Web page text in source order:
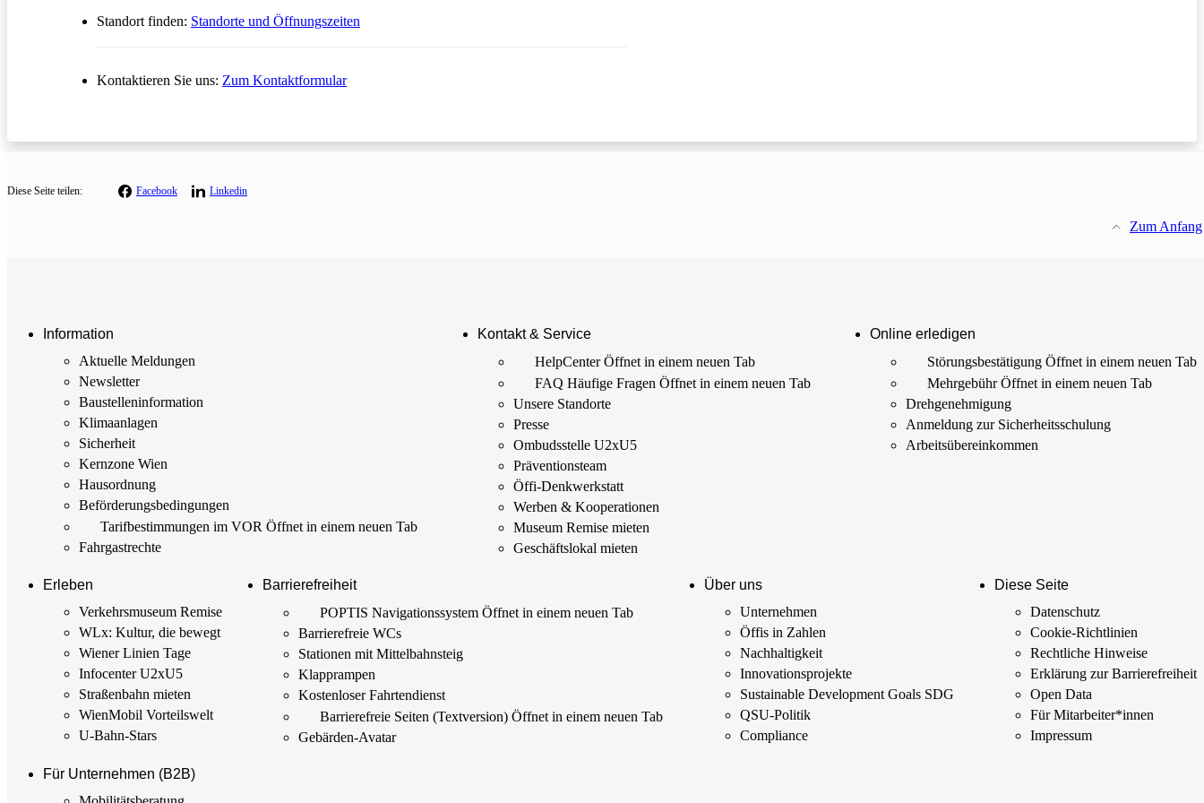
Standort finden: Standorte und Öffnungszeiten
Kontaktieren Sie uns: Zum KontaktformularÖffnet in einem neuen Tab
Diese Seite teilen: Facebook Linkedin
Zum Anfang
Information
Aktuelle Meldungen
Newsletter
Baustellen­information
Klimaanlagen
Sicherheit
Kernzone Wien
Hausordnung
Beförderungs­bedingungen
Tarif­bestimmungen im VOR Öffnet in einem neuen Tab
Fahrgastrechte
Kontakt & Service
HelpCenterÖffnet in einem neuen Tab
FAQ Häufige Fragen Öffnet in einem neuen Tab
Unsere Standorte
Presse
Ombudsstelle U2xU5
Präventionsteam
Öffi-Denkwerkstatt
Werben & Kooperationen
Museum Remise mieten
Geschäftslokal mieten
Online erledigen
Störungs­bestätigung Öffnet in einem neuen Tab
MehrgebührÖffnet in einem neuen Tab
Drehgenehmigung
Anmeldung zur Sicherheits­schulung
Arbeits­übereinkommen
Erleben
Verkehrsmuseum Remise
WLx: Kultur, die bewegt
Wiener Linien Tage
Infocenter U2xU5
Straßenbahn mieten
WienMobil Vorteilswelt
U-Bahn-Stars
Barrierefreiheit
POPTIS NavigationssystemÖffnet in einem neuen Tab
Barrierefreie WCs
Stationen mit Mittelbahnsteig
Klapprampen
Kostenloser Fahrtendienst
Barrierefreie Seiten (Textversion)Öffnet in einem neuen Tab
Gebärden-Avatar
Über uns
Unternehmen
Öffis in Zahlen
Nachhaltigkeit
Innovations­projekte
Sustainable Development Goals SDG
QSU-Politik
Compliance
Diese Seite
Datenschutz
Cookie-Richtlinien
Rechtliche Hinweise
Erklärung zur Barrierefreiheit
Open Data
Für Mitarbeiter­*innen
Impressum
Für Unternehmen (B2B)